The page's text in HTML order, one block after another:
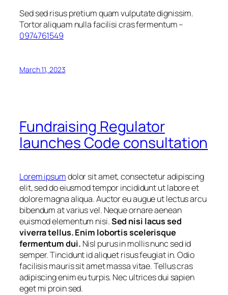
Sed sed risus pretium quam vulputate dignissim.
Tortor aliquam nulla facilisi cras fermentum –
0974761549
March 11, 2023
Fundraising Regulator
launches Code consultation
Lorem ipsumdolor sit amet, consectetur adipiscing
elit, sed do eiusmod tempor incididunt ut labore et
dolore magna aliqua. Auctor eu augue ut lectus arcu
bibendum at varius vel. Neque ornare aenean
euismod elementum nisi.Sed nisi lacus sed
viverra tellus. Enim lobortis scelerisque
fermentum dui. Nisl purus in mollis nunc sed id
semper. Tincidunt id aliquet risus feugiat in. Odio
facilisis mauris sit amet massa vitae. Tellus cras
adipiscing enim eu turpis. Nec ultrices dui sapien
eget mi proin sed.